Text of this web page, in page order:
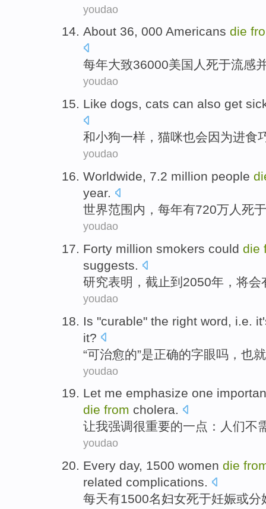
youdao
About 36, 000 Americans die
每年大致36000美国人 死于流感
youdao
Like dogs, cats can also get
和小狗一样， 猫咪也会因为进食
youdao
Worldwide, 7.2 million people
year.
世界范围内 ， 每年有720万 人 死于
youdao
Forty million smokers could die
suggests.
研究表明，截止到2050年， 将会
youdao
Is "curable" the right word i.e.
it?
“可治愈的”是正确的字眼吗， 也
youdao
Let me emphasize one
die from cholera.
让我强调很重要的一点 ： 人们不
youdao
Every day, 1500 women die
related complications.
每天有1500名妇女死于妊娠或分